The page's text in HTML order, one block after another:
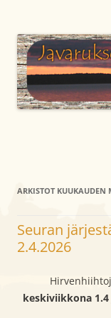
ARKISTOT KUUKAUDEN
Seuran
2.4.2026
keskiviikkona 1.4